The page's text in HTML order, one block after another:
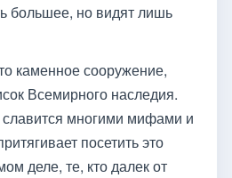
большее, но видят лишь
каменное сооружение,
Всемирного наследия.
многими мифами и
посетить это
деле, те, кто далек от